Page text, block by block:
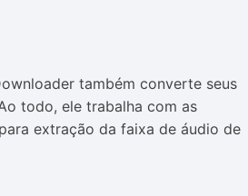
também converte seus
todo, ele trabalha com as
extração da faixa de áudio de